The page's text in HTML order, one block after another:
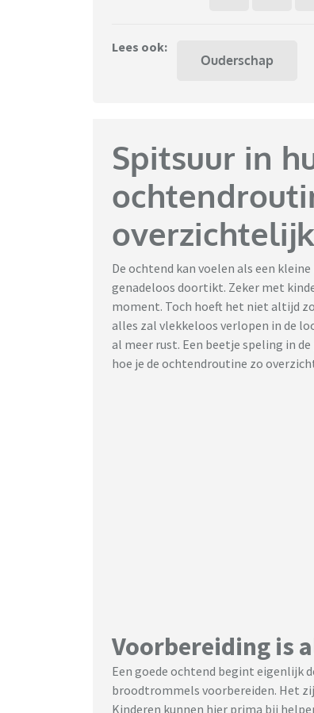
Lees ook:
Ouderschap
Spitsuur in
overzichtelijk
De ochtend kan voelen als een
genadeloos doortikt. Zeker met
moment. Toch hoeft het niet altijd
alles zal vlekkeloos verlopen in de
al meer rust. Een beetje speling in
hoe je de ochtendroutine zo
Voorbereiding is
Een goede ochtend begint eigenlijk
broodtrommels voorbereiden. Het
Kinderen kunnen hier prima bij